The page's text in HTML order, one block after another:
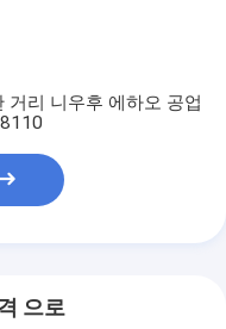
거리 니우후 에하오 공업
으로